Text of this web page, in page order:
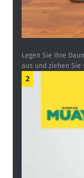
Legen Sie Ihre
aus und ziehen
2